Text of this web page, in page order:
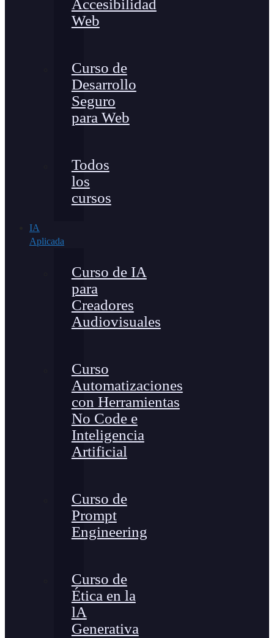
Accesibilidad
Web
Curso de
Desarrollo
Seguro
para Web
Todos
los
cursos
IA
Aplicada
Curso de IA
para
Creadores
Audiovisuales
Curso
Automatizaciones
con Herramientas
No Code e
Inteligencia
Artificial
Curso de
Prompt
Engineering
Curso de
Ética en la
lA
Generativa